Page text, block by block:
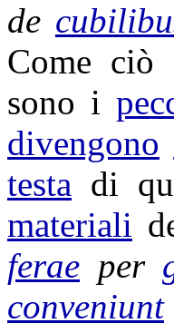
de
Come ciò
sono i
divengono
testa di
materiali
ferae per
conveniunt